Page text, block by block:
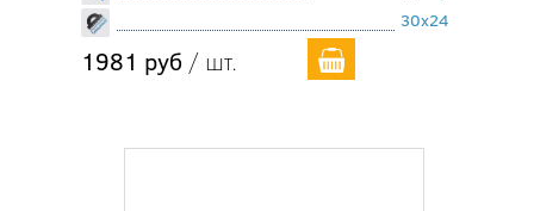
30x24
1981 руб / шт.